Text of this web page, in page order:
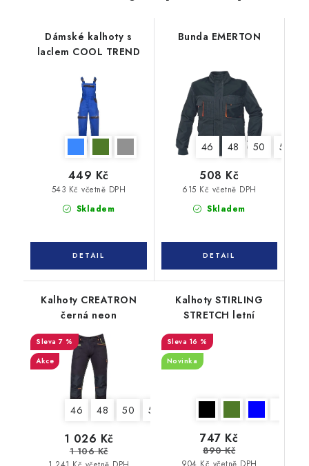
Dámské kalhoty s
laclem COOL TREND
Skladem
543 Kč včetně DPH
449 Kč
Bunda EMERTON
46 48 50 52
Skladem
615 Kč včetně DPH
508 Kč
Kalhoty CREATRON
černá neon
7 %
Akce
46 48 50 52
1 026 Kč
1 106 Kč
Kalhoty STIRLING
STRETCH letní
16 %
Novinka
747 Kč
890 Kč